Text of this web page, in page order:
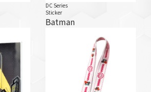
DC Series
Sticker
Batman